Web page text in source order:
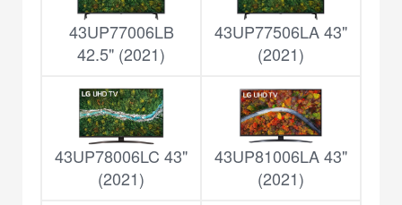
43UP77006LB
42.5" (2021)
43UP77506LA 43"
(2021)
43UP78006LC 43"
(2021)
43UP81006LA 43"
(2021)